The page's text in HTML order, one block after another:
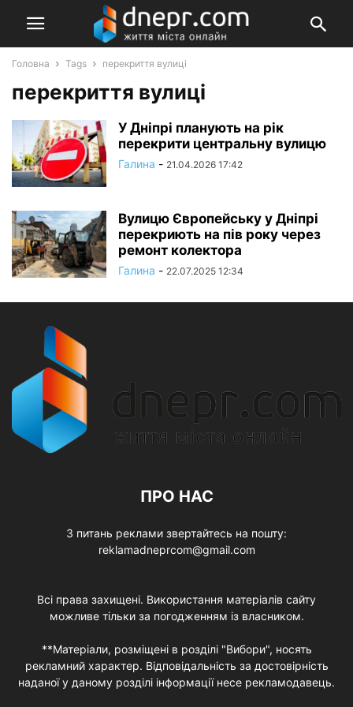
Головна Tags перекриття вулиці
перекриття вулиці
У Дніпрі планують на рік
перекрити центральну вулицю
Галина - 21.04.2026 17:42
Вулицю Європейську у Дніпрі
перекриють на пів року через
ремонт колектора
Галина - 22.07.2025 12:34
ПРО НАС
З питань реклами звертайтесь на пошту:
reklamadneprcom@gmail.com
Всі права захищені. Використання матеріалів сайту
можливе тільки за погодженням із власником.
**Матеріали, розміщені в розділі "Вибори", носять
рекламний характер. Відповідальність за достовірність
наданої у даному розділі інформації несе рекламодавець.